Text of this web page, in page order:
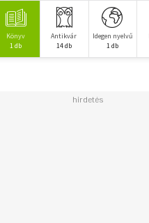
Könyv
1 db
Antikvár
14 db
Idegen nyelvű
1 db